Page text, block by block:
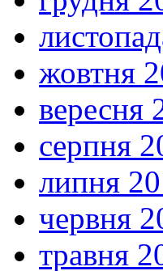
жовтня
вересня
серпня
липня
червня
травня